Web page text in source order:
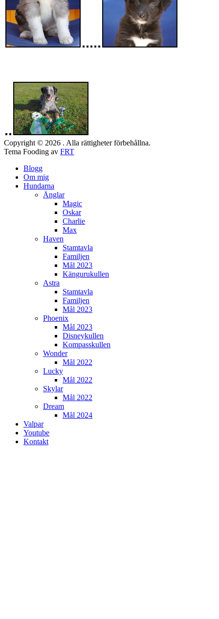
Copyright © 2026 . Alla rättigheter förbehållna.
Tema Fooding av FRT
Blogg
Om mig
Hundarna
Änglar
Magic
Oskar
Charlie
Max
Haven
Stamtavla
Familjen
Mål 2023
Kängurukullen
Astra
Stamtavla
Familjen
Mål 2023
Phoenix
Mål 2023
Disneykullen
Kompasskullen
Wonder
Mål 2022
Lucky
Mål 2022
Skylar
Mål 2022
Dream
Mål 2024
Valpar
Youtube
Kontakt